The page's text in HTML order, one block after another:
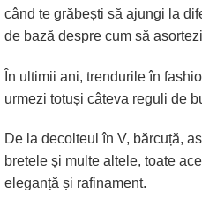
când te grăbești să ajungi la
de bază despre cum să
În ultimii ani, trendurile în
urmezi totuși câteva reguli de
De la decolteul în V, bărcuță,
bretele și multe altele, toate
eleganță și rafinament.